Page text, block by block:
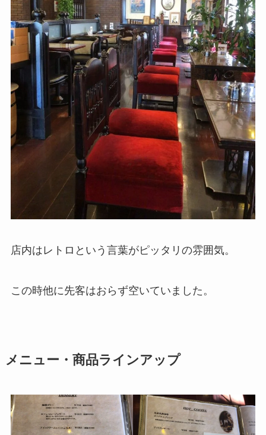
店内はレトロという言葉がピッタリの雰囲気。
この時他に先客はおらず空いていました。
メニュー・商品ラインアップ